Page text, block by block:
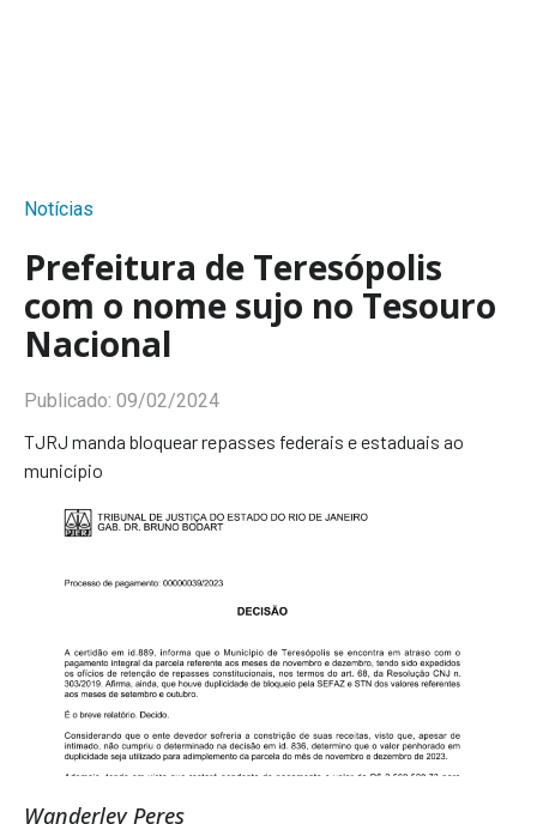
Notícias
Prefeitura de Teresópolis
com o nome sujo no Tesouro
Nacional
Publicado: 09/02/2024
TJRJ manda bloquear repasses federais e estaduais ao
município
Wanderley Peres